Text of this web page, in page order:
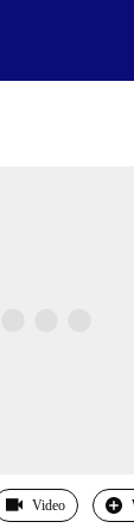
Video